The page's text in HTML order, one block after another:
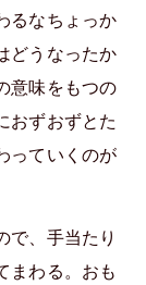
るなちょっか
どうなったか
意味をもつの
おずおずとた
っていくのが
で、手当たり
まわる。おも